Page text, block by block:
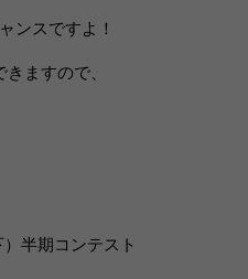
ンスですよ！
ますので、
半期コンテスト